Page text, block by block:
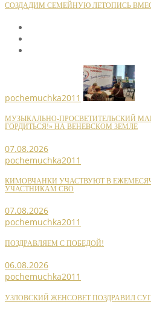
СОЗДАДИМ СЕМЕЙНУЮ ЛЕТОПИСЬ
pochemuchka2011
МУЗЫКАЛЬНО-ПРОСВЕТИТЕЛЬСКИЙ
ГОРДИТЬСЯ!» НА ВЕНЕВСКОМ ЗЕМЛЕ
07.08.2026
pochemuchka2011
КИМОВЧАНКИ УЧАСТВУЮТ В
УЧАСТНИКАМ СВО
07.08.2026
pochemuchka2011
ПОЗДРАВЛЯЕМ С ПОБЕДОЙ!
06.08.2026
pochemuchka2011
УЗЛОВСКИЙ ЖЕНСОВЕТ ПОЗДРАВИЛ